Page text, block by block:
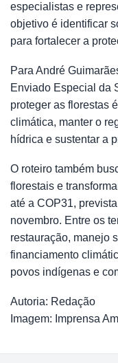
especialistas e
objetivo é identificar
para fortalecer a
Para André
Enviado Especial da
proteger as florestas
climática, manter o
hídrica e sustentar a
O roteiro também
florestais e
até a COP31,
novembro. Entre os
restauração, manejo
financiamento
povos indígenas e
Autoria: Redação
Imagem: Imprensa